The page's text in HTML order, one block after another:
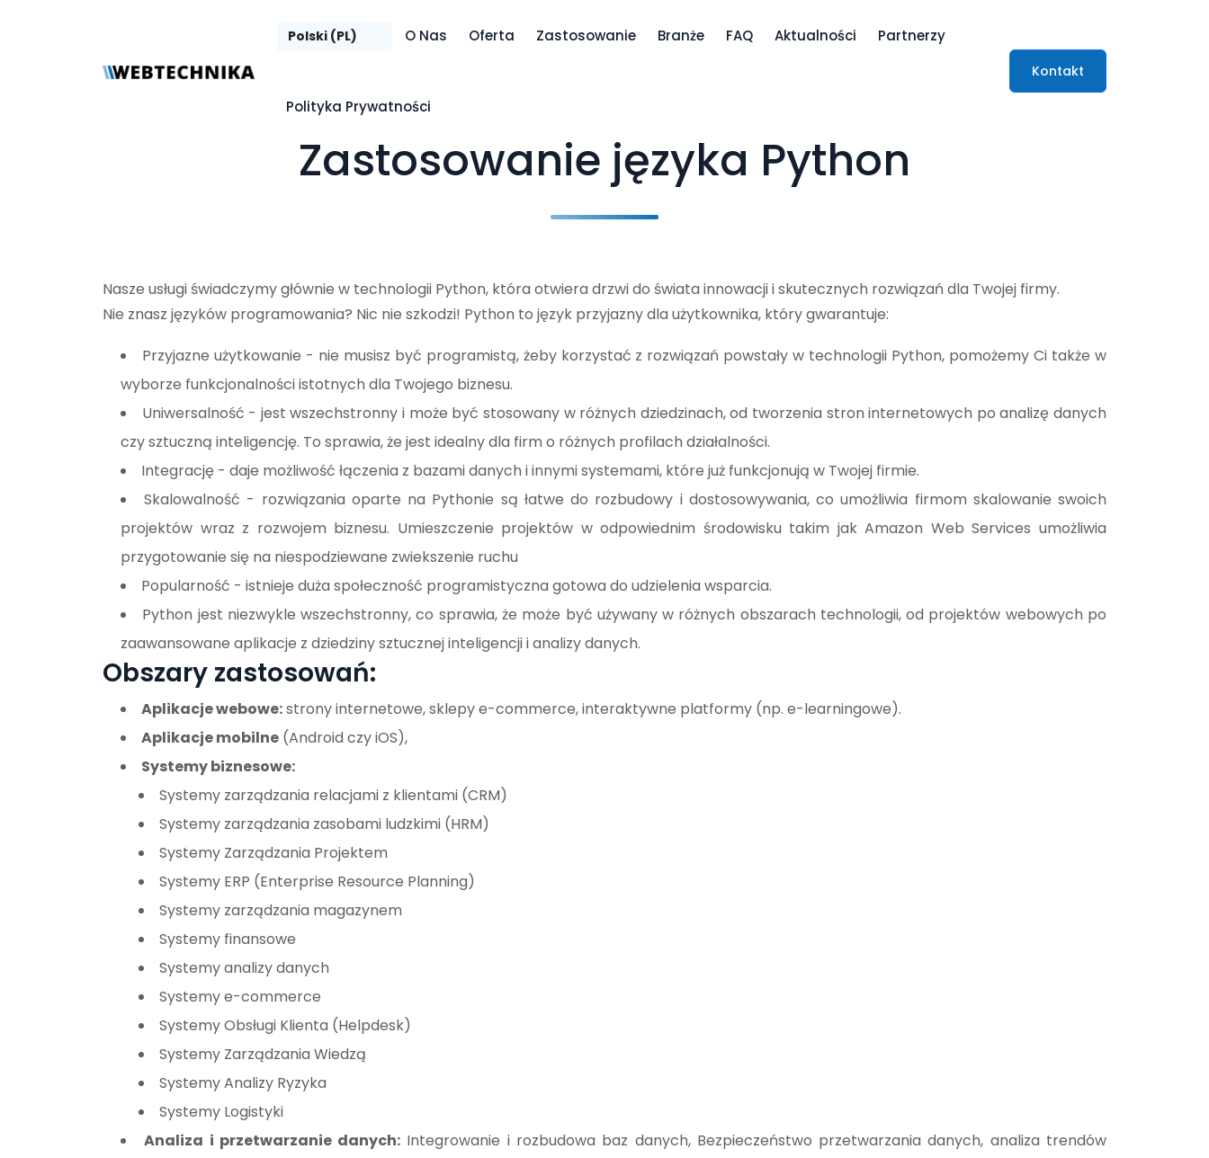
O Nas Oferta Zastosowanie Branże FAQ Aktualności Partnerzy
Polityka Prywatności
Kontakt
Zastosowanie języka Python
Nasze usługi świadczymy głównie w technologii Python, która otwiera drzwi do świata innowacji i skutecznych rozwiązań dla Twojej firmy.
Nie znasz języków programowania? Nic nie szkodzi! Python to język przyjazny dla użytkownika, który gwarantuje:
Przyjazne użytkowanie - nie musisz być programistą, żeby korzystać z rozwiązań powstały w technologii Python, pomożemy Ci także w
wyborze funkcjonalności istotnych dla Twojego biznesu.
Uniwersalność - jest wszechstronny i może być stosowany w różnych dziedzinach, od tworzenia stron internetowych po analizę danych
czy sztuczną inteligencję. To sprawia, że jest idealny dla firm o różnych profilach działalności.
Integrację - daje możliwość łączenia z bazami danych i innymi systemami, które już funkcjonują w Twojej firmie.
Skalowalność - rozwiązania oparte na Pythonie są łatwe do rozbudowy i dostosowywania, co umożliwia firmom skalowanie swoich
projektów wraz z rozwojem biznesu. Umieszczenie projektów w odpowiednim środowisku takim jak Amazon Web Services umożliwia
przygotowanie się na niespodziewane zwiekszenie ruchu
Popularność - istnieje duża społeczność programistyczna gotowa do udzielenia wsparcia.
Python jest niezwykle wszechstronny, co sprawia, że może być używany w różnych obszarach technologii, od projektów webowych po
zaawansowane aplikacje z dziedziny sztucznej inteligencji i analizy danych.
Obszary zastosowań:
Aplikacje webowe:strony internetowe, sklepy e-commerce, interaktywne platformy (np. e-learningowe).
Aplikacje mobilne (Android czy iOS),
Systemy biznesowe:
Systemy zarządzania relacjami z klientami (CRM)
Systemy zarządzania zasobami ludzkimi (HRM)
Systemy Zarządzania Projektem
Systemy ERP (Enterprise Resource Planning)
Systemy zarządzania magazynem
Systemy finansowe
Systemy analizy danych
Systemy e-commerce
Systemy Obsługi Klienta (Helpdesk)
Systemy Zarządzania Wiedzą
Systemy Analizy Ryzyka
Systemy Logistyki
Analiza i przetwarzanie danych: Integrowanie i rozbudowa baz danych, Bezpieczeństwo przetwarzania danych, analiza trendów